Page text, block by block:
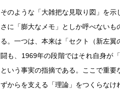
そのような「大雑把な見取り図」を
さに「膨大なメモ」としか呼べない
る。一つは、本来は「セクト（新左
闘も、1969年の段階ではそれ自身が
という事実の指摘である。ここで重
ずからを支える「理論」をつくらな